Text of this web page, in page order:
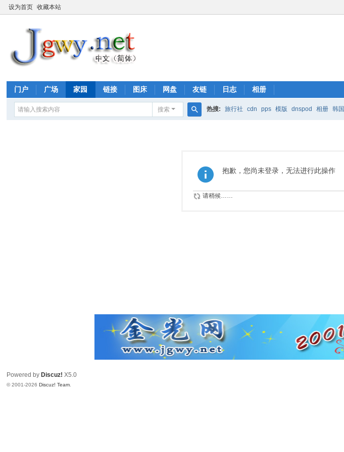
设为首页 收藏本站
门户 广场 家园 链接 图床 网盘 友链 日志 相册
搜索 热搜: 旅行社 cdn pps 模版 dnspod 相册 韩国
抱歉，您尚未登录，无法进行此操作
请稍候……
Powered by Discuz! X5.0
© 2001-2026Discuz! Team